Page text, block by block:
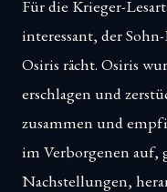
Für die Krieger-
interessant, der
Osiris rächt. Osiris
erschlagen und
zusammen und
im Verborgenen auf,
Nachstellungen,